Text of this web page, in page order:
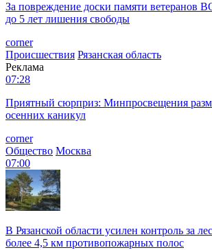
За повреждение доски памяти ветеранов
до 5 лет лишения свободы
corner
Происшествия Рязанская область
Реклама
07:28
Приятный сюрприз: Минпросвещения
осенних каникул
corner
Общество Москва
07:00
В Рязанской области усилен контроль за
более 4,5 км противопожарных полос